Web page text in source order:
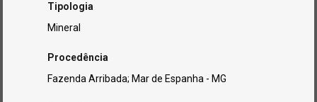
Tipologia
Mineral
Procedência
Fazenda Arribada; Mar de Espanha - MG